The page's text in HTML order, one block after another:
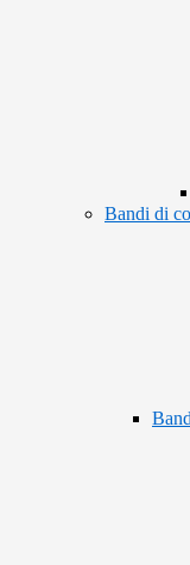
Bandi di